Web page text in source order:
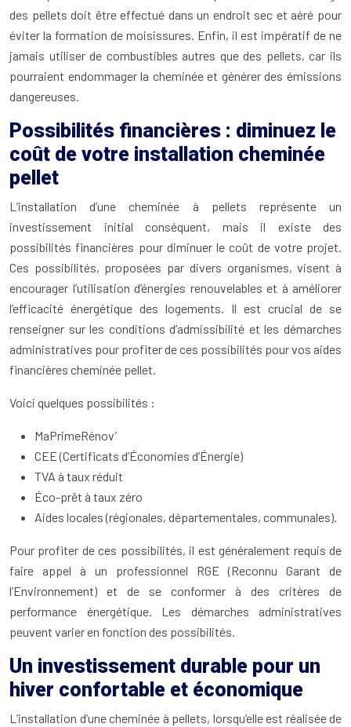
des pellets doit être effectué dans un endroit sec et aéré pour
éviter la formation de moisissures. Enfin, il est impératif de ne
jamais utiliser de combustibles autres que des pellets, car ils
pourraient endommager la cheminée et générer des émissions
dangereuses.
Possibilités financières : diminuez le
coût de votre installation cheminée
pellet
L’installation d’une cheminée à pellets représente un
investissement initial conséquent, mais il existe des
possibilités financières pour diminuer le coût de votre projet.
Ces possibilités, proposées par divers organismes, visent à
encourager l’utilisation d’énergies renouvelables et à améliorer
l’efficacité énergétique des logements. Il est crucial de se
renseigner sur les conditions d’admissibilité et les démarches
administratives pour profiter de ces possibilités pour vos aides
financières cheminée pellet.
Voici quelques possibilités :
MaPrimeRénov’
CEE (Certificats d’Économies d’Énergie)
TVA à taux réduit
Éco-prêt à taux zéro
Aides locales (régionales, départementales, communales).
Pour profiter de ces possibilités, il est généralement requis de
faire appel à un professionnel RGE (Reconnu Garant de
l’Environnement) et de se conformer à des critères de
performance énergétique. Les démarches administratives
peuvent varier en fonction des possibilités.
Un investissement durable pour un
hiver confortable et économique
L’installation d’une cheminée à pellets, lorsqu’elle est réalisée de